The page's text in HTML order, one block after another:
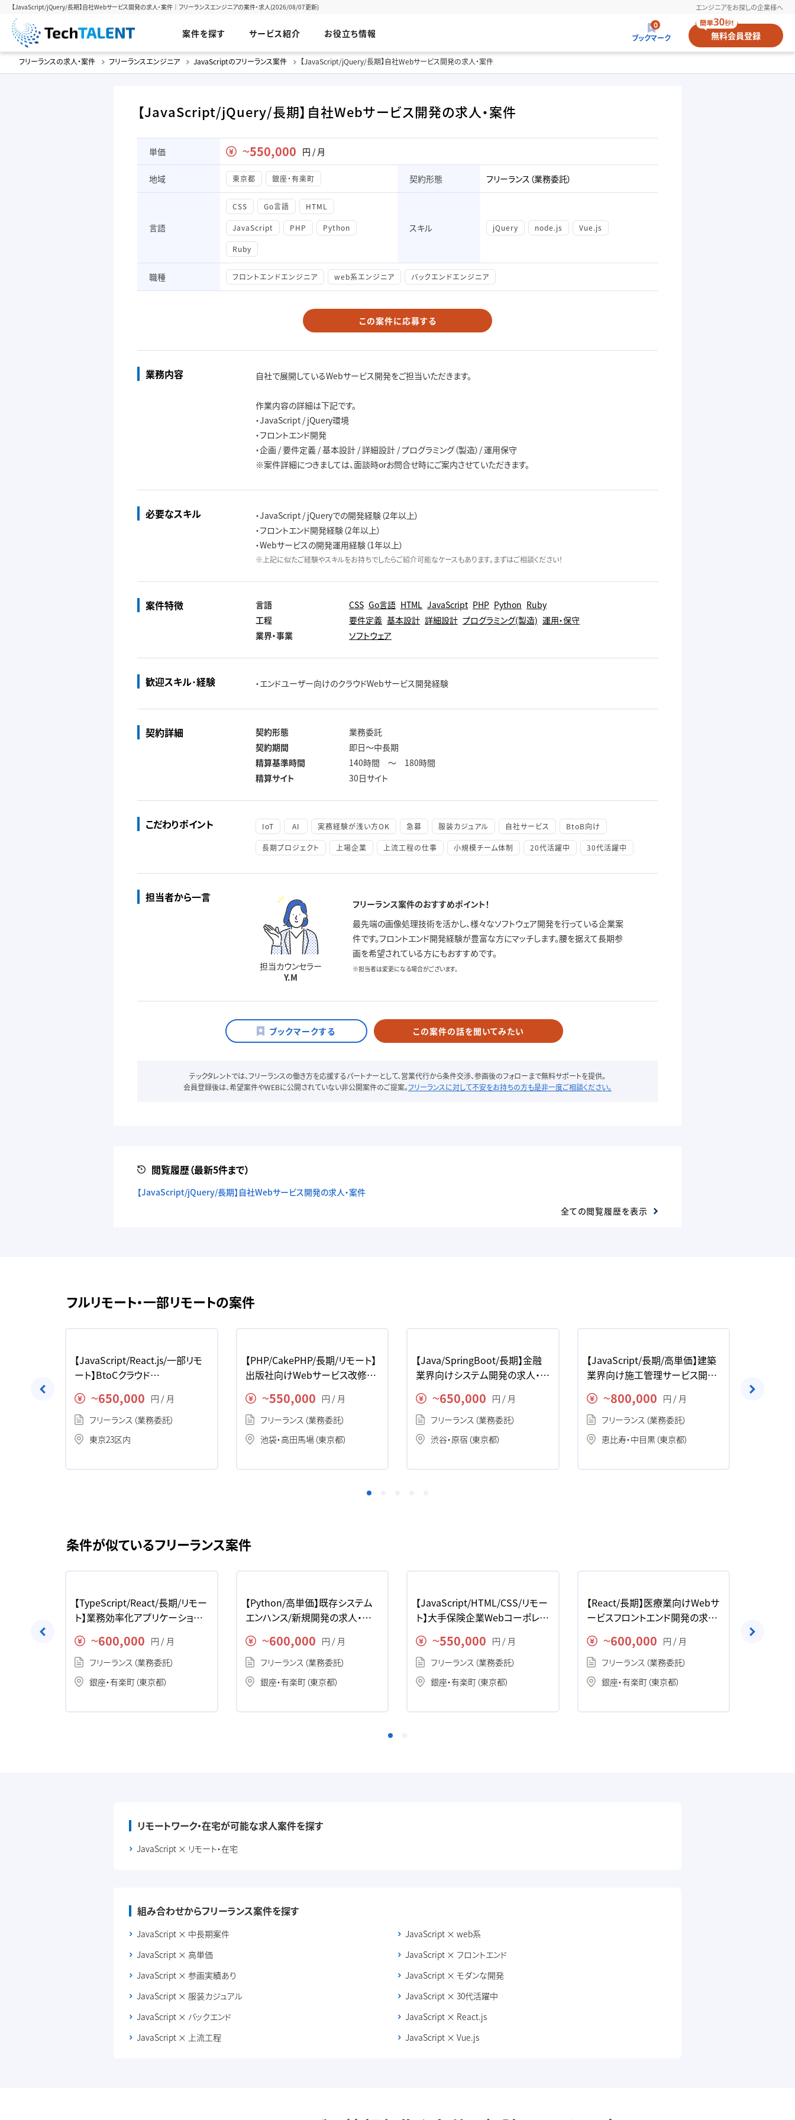
【JavaScript/jQuery/長期】自社Webサービス開発の求人・案件｜フリーランスエンジニアの案件・求人(2026/08/07更新) エンジニアをお探しの企業様へ
案件を探す サービス紹介 お役立ち情報 ブックマーク
0
無料会員登録
フリーランスの求人・案件 フリーランスエンジニア JavaScriptのフリーランス案件 【JavaScript/jQuery/長期】自社Webサービス開発の求人・案件
【JavaScript/jQuery/長期】自社Webサービス開発の求人・案件
単価 〜550,000 円 / 月
地域 東京都 銀座・有楽町 契約形態 フリーランス（業務委託）
言語
CSS Go言語 HTML
JavaScript PHP Python
Ruby
スキル jQuery node.js Vue.js
職種 フロントエンドエンジニア web系エンジニア バックエンドエンジニア
この案件に応募する
業務内容 自社で展開しているWebサービス開発をご担当いただきます。
作業内容の詳細は下記です。
・JavaScript / jQuery環境
・フロントエンド開発
・企画 / 要件定義 / 基本設計 / 詳細設計 / プログラミング（製造）/ 運用保守
※案件詳細につきましては、面談時orお問合せ時にご案内させていただきます。
必要なスキル
・JavaScript / jQueryでの開発経験（2年以上）
・フロントエンド開発経験（2年以上）
・Webサービスの開発運用経験（1年以上）
※上記に似たご経験やスキルをお持ちでしたらご紹介可能なケースもあります。まずはご相談ください！
案件特徴 言語 CSS Go言語 HTML JavaScript PHP Python Ruby
工程
要件定義 基本設計 詳細設計 プログラミング(製造) 運用・保守
業界・事業
ソフトウェア
歓迎スキル･経験 ・エンドユーザー向けのクラウドWebサービス開発経験
契約詳細 契約形態
業務委託
契約期間
即日～中長期
精算基準時間
140時間 ～ 180時間
精算サイト
30日サイト
こだわりポイント IoT AI 実務経験が浅い方OK 急募 服装カジュアル 自社サービス BtoB向け
長期プロジェクト 上場企業 上流工程の仕事 小規模チーム体制 20代活躍中 30代活躍中
担当者から一言
担当カウンセラー
Y.M
フリーランス案件のおすすめポイント！
最先端の画像処理技術を活かし、様々なソフトウェア開発を行っている企業案
件です。フロントエンド開発経験が豊富な方にマッチします。腰を据えて長期参
画を希望されている方にもおすすめです。
※担当者は変更になる場合がございます。
この案件の話を聞いてみたい
テックタレントでは、フリーランスの働き方を応援するパートナーとして、営業代行から条件交渉、参画後のフォローまで無料サポートを提供。
会員登録後は、希望案件やWEBに公開されていない非公開案件のご提案。フリーランスに対して不安をお持ちの方も是非一度ご相談ください。
閲覧履歴（最新5件まで）
【JavaScript/jQuery/長期】自社Webサービス開発の求人・案件
全ての閲覧履歴を表示
フルリモート・一部リモートの案件
【JavaScript/React.js/一部リモ
ート】BtoCクラウド
OKR（Objective&KeyResult）開
発の求人・案件
〜650,000 円 / 月
フリーランス（業務委託）
東京23区内
【PHP/CakePHP/長期/リモート】
出版社向けWebサービス改修の
求人・案件
〜550,000 円 / 月
フリーランス（業務委託）
池袋・高田馬場（東京都）
【Java/SpringBoot/長期】金融
業界向けシステム開発の求人・案
件
〜650,000 円 / 月
フリーランス（業務委託）
渋谷・原宿（東京都）
【JavaScript/長期/高単価】建築
業界向け施工管理サービス開発
の求人・案件
〜800,000 円 / 月
フリーランス（業務委託）
恵比寿・中目黒（東京都）
条件が似ているフリーランス案件
【TypeScript/React/長期/リモー
ト】業務効率化アプリケーション
開発の求人・案件
〜600,000 円 / 月
フリーランス（業務委託）
銀座・有楽町（東京都）
【Python/高単価】既存システム
エンハンス/新規開発の求人・案
件
〜600,000 円 / 月
フリーランス（業務委託）
銀座・有楽町（東京都）
【JavaScript/HTML/CSS/リモー
ト】大手保険企業Webコーポレー
トサイト開発の求人・案件
〜550,000 円 / 月
フリーランス（業務委託）
銀座・有楽町（東京都）
【React/長期】医療業向けWebサ
ービスフロントエンド開発の求
人・案件
〜600,000 円 / 月
フリーランス（業務委託）
銀座・有楽町（東京都）
リモートワーク・在宅が可能な求人案件を探す
JavaScript × リモート・在宅
組み合わせからフリーランス案件を探す
JavaScript × 中長期案件
JavaScript × web系
JavaScript × 高単価
JavaScript × フロントエンド
JavaScript × 参画実績あり
JavaScript × モダンな開発
JavaScript × 服装カジュアル
JavaScript × 30代活躍中
JavaScript × バックエンド
JavaScript × React.js
JavaScript × 上流工程
JavaScript × Vue.js